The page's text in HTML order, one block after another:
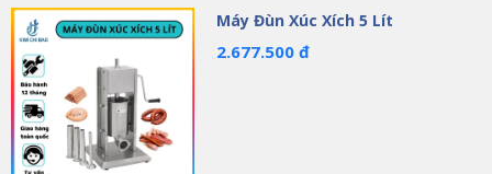
Máy Đùn Xúc Xích 5 Lít
2.677.500 đ